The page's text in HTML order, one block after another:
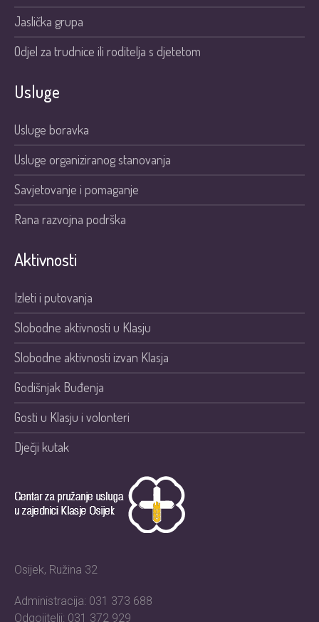
Jaslička grupa
Odjel za trudnice ili roditelja s djetetom
Usluge
Usluge boravka
Usluge organiziranog stanovanja
Savjetovanje i pomaganje
Rana razvojna podrška
Aktivnosti
Izleti i putovanja
Slobodne aktivnosti u Klasju
Slobodne aktivnosti izvan Klasja
Godišnjak Buđenja
Gosti u Klasju i volonteri
Dječji kutak
Osijek, Ružina 32
Administracija: 031 373 688
Odgojitelji: 031 372 929